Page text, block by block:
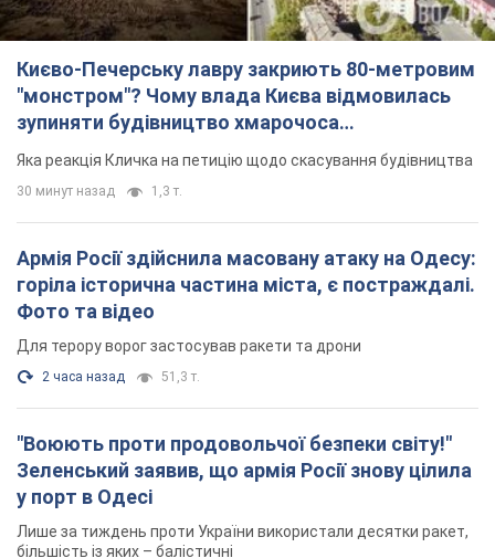
Києво-Печерську лавру закриють 80-метровим
"монстром"? Чому влада Києва відмовилась
зупиняти будівництво хмарочоса
"московського вірянина"
Яка реакція Кличка на петицію щодо скасування будівництва
30 минут назад 1,3 т.
Армія Росії здійснила масовану атаку на Одесу:
горіла історична частина міста, є постраждалі.
Фото та відео
Для терору ворог застосував ракети та дрони
2 часа назад 51,3 т.
"Воюють проти продовольчої безпеки світу!"
Зеленський заявив, що армія Росії знову цілила
у порт в Одесі
Лише за тиждень проти України використали десятки ракет,
більшість із яких – балістичні